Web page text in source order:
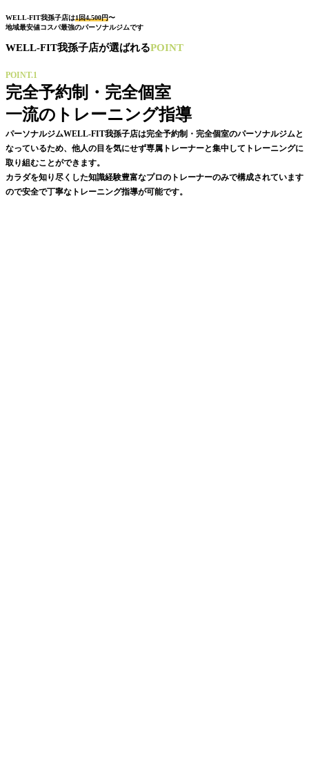
WELL-FIT我孫子店は1回4,500円〜
地域最安値コスパ最強のパーソナルジムです
WELL-FIT我孫子店が選ばれるPOINT
POINT.1
完全予約制・完全個室
一流のトレーニング指導
パーソナルジムWELL-FIT我孫子店は完全予約制・完全個室のパーソナルジムと
なっているため、他人の目を気にせず専属トレーナーと集中してトレーニングに
取り組むことができます。
カラダを知り尽くした知識経験豊富なプロのトレーナーのみで構成されています
ので安全で丁寧なトレーニング指導が可能です。